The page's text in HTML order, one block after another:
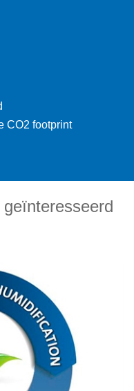
CO2 footprint